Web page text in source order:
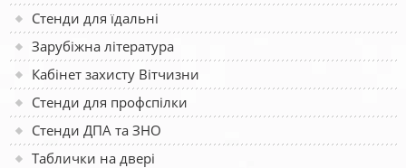
Стенди для їдальні
Зарубіжна література
Кабінет захисту Вітчизни
Стенди для профспілки
Стенди ДПА та ЗНО
Таблички на двері